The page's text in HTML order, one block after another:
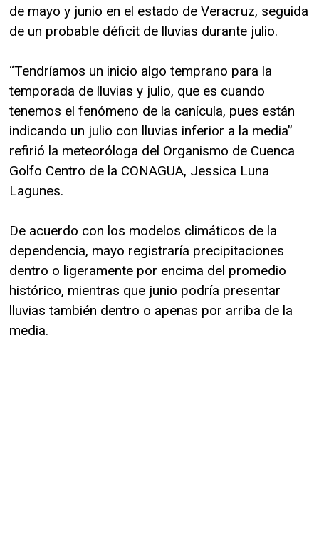
de mayo y junio en el estado de Veracruz, seguida
de un probable déficit de lluvias durante julio.
“Tendríamos un inicio algo temprano para la
temporada de lluvias y julio, que es cuando
tenemos el fenómeno de la canícula, pues están
indicando un julio con lluvias inferior a la media”
refirió la meteoróloga del Organismo de Cuenca
Golfo Centro de la CONAGUA, Jessica Luna
Lagunes.
De acuerdo con los modelos climáticos de la
dependencia, mayo registraría precipitaciones
dentro o ligeramente por encima del promedio
histórico, mientras que junio podría presentar
lluvias también dentro o apenas por arriba de la
media.